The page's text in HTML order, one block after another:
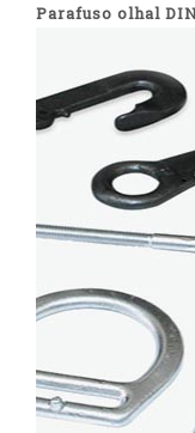
Parafuso olhal